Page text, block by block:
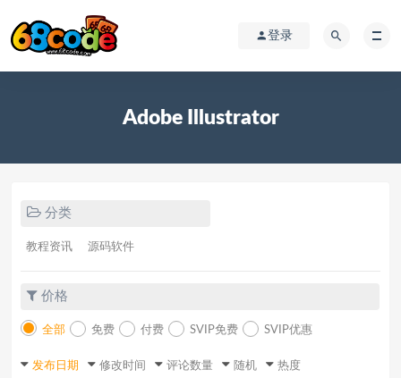
登录
Adobe Illustrator
分类
教程资讯 源码软件
价格
全部 免费 付费 SVIP免费 SVIP优惠
发布日期 修改时间 评论数量 随机 热度